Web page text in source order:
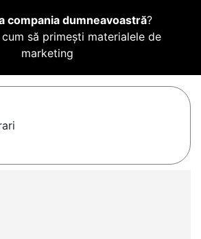
compania dumneavoastră?
să primești materialele de
marketing